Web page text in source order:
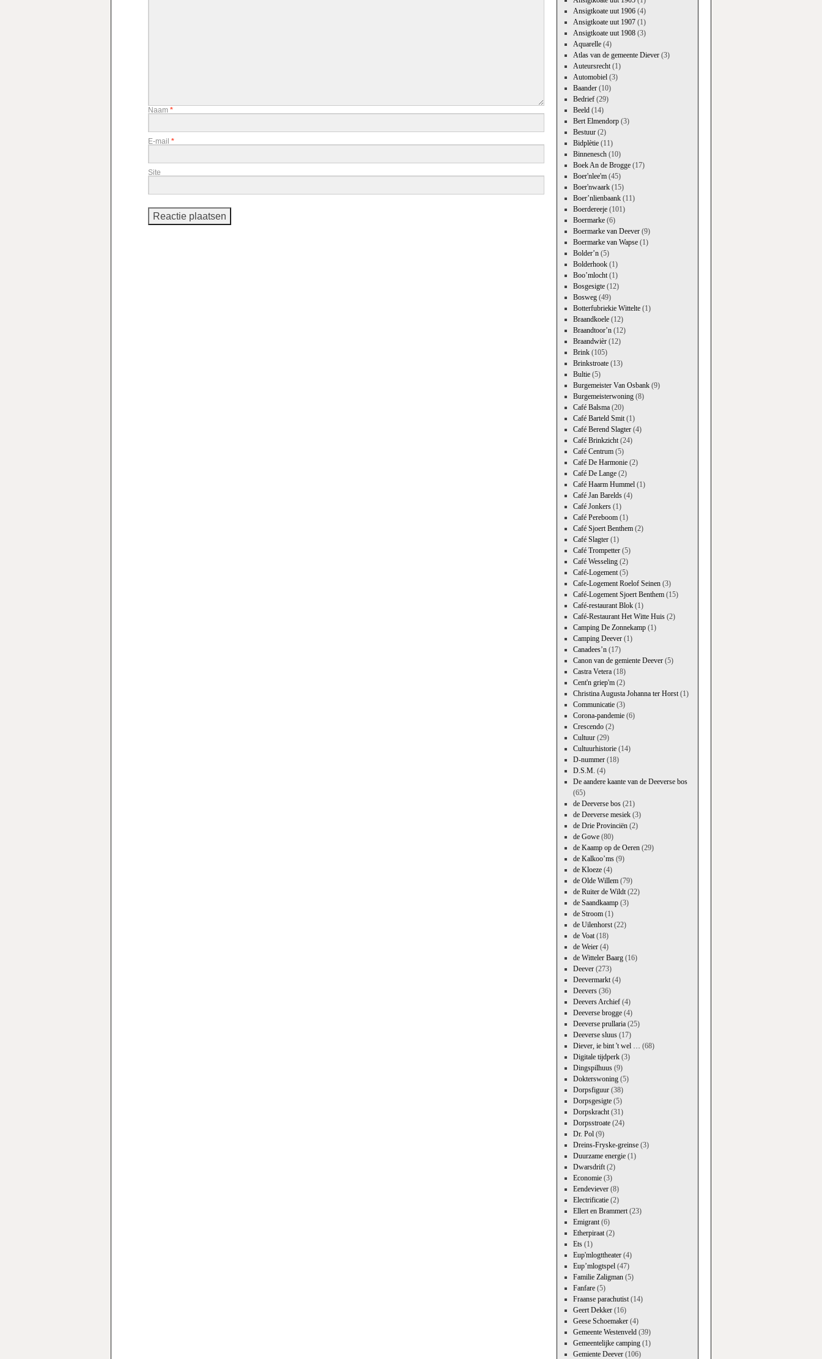
Naam *
E-mail *
Site
Ansigtkoate uut 1906(4)
Ansigtkoate uut 1907(1)
Ansigtkoate uut 1908(3)
Aquarelle(4)
Atlas van de gemeente Diever(3)
Auteursrecht(1)
Automobiel(3)
Baander(10)
Bedrief(29)
Beeld(14)
Bert Elmendorp(3)
Bestuur(2)
Bidplètie(11)
Binnenesch(10)
Boek An de Brogge(17)
Boer'nlee'm(45)
Boer'nwaark(15)
Boer’nlienbaank(11)
Boerdereeje(101)
Boermarke(6)
Boermarke van Deever(9)
Boermarke van Wapse(1)
Bolder’n(5)
Bolderhook(1)
Boo’mlocht(1)
Bosgesigte(12)
Bosweg(49)
Botterfubriekie Wittelte(1)
Braandkoele(12)
Braandtoor’n(12)
Braandwièr(12)
Brink(105)
Brinkstroate(13)
Bultie(5)
Burgemeister Van Osbank(9)
Burgemeisterwoning(8)
Café Balsma(20)
Café Barteld Smit(1)
Café Berend Slagter(4)
Café Brinkzicht(24)
Café Centrum(5)
Café De Harmonie(2)
Café De Lange(2)
Café Haarm Hummel(1)
Café Jan Barelds(4)
Café Jonkers(1)
Café Pereboom(1)
Café Sjoert Benthem(2)
Café Slagter(1)
Café Trompetter(5)
Café Wesseling(2)
Café-Logement(5)
Cafe-Logement Roelof Seinen(3)
Café-Logement Sjoert Benthem(15)
Café-restaurant Blok(1)
Café-Restaurant Het Witte Huis(2)
Camping De Zonnekamp(1)
Camping Deever(1)
Canadees’n(17)
Canon van de gemiente Deever(5)
Castra Vetera(18)
Cent'n griep'm(2)
Christina Augusta Johanna ter Horst(1)
Communicatie(3)
Corona-pandemie(6)
Crescendo(2)
Cultuur(29)
Cultuurhistorie(14)
D-nummer(18)
D.S.M. (4)
De aandere kaante van de Deeverse bos
(65)
de Deeverse bos(21)
de Deeverse mesiek(3)
de Drie Provinciën(2)
de Gowe(80)
de Kaamp op de Oeren(29)
de Kalkoo’ms(9)
de Kloeze(4)
de Olde Willem(79)
de Ruiter de Wildt(22)
de Saandkaamp(3)
de Stroom(1)
de Uilenhorst(22)
de Voat(18)
de Weier(4)
de Witteler Baarg(16)
Deever(273)
Deevermarkt(4)
Deevers(36)
Deevers Archief(4)
Deeverse brogge(4)
Deeverse prullaria(25)
Deeverse sluus(17)
Diever, ie bint 't wel … (68)
Digitale tijdperk(3)
Dingspilhuus(9)
Dokterswoning(5)
Dorpsfiguur(38)
Dorpsgesigte(5)
Dorpskracht(31)
Dorpsstroate(24)
Dr. Pol(9)
Dreins-Fryske-greinse(3)
Duurzame energie(1)
Dwarsdrift(2)
Economie(3)
Eendeviever(8)
Electrificatie(2)
Ellert en Brammert(23)
Emigrant(6)
Etherpiraat(2)
Ets(1)
Eup'mlogttheater(4)
Eup’mlogtspel(47)
Familie Zaligman(5)
Fanfare(5)
Fraanse parachutist(14)
Geert Dekker(16)
Geese Schoemaker(4)
Gemeente Westenveld(39)
Gemeentelijke camping(1)
Gemiente Deever(106)